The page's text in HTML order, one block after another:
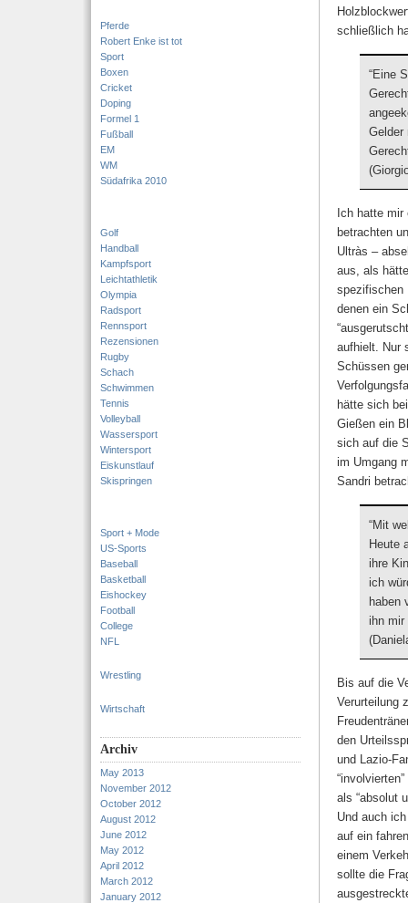
Pferde
Robert Enke ist tot
Sport
Boxen
Cricket
Doping
Formel 1
Fußball
EM
WM
Südafrika 2010
Golf
Handball
Kampfsport
Leichtathletik
Olympia
Radsport
Rennsport
Rezensionen
Rugby
Schach
Schwimmen
Tennis
Volleyball
Wassersport
Wintersport
Eiskunstlauf
Skispringen
Sport + Mode
US-Sports
Baseball
Basketball
Eishockey
Football
College
NFL
Wrestling
Wirtschaft
Archiv
May 2013
November 2012
October 2012
August 2012
June 2012
May 2012
April 2012
March 2012
January 2012
schließlich
“Eine
Gelder
Ich hatte
betrachten
Ultràs –
aus, als
spezifischen
denen ein
aufhielt. Nur
Schüssen
hätte sich
Gießen ein
sich auf die
im Umgang
Sandri
“Mit
Heute
ihre
ich
haben
ihn mir
Bis auf die
Verurteilung
den
und Lazio-
als “absolut
Und auch
auf ein
einem
sollte die